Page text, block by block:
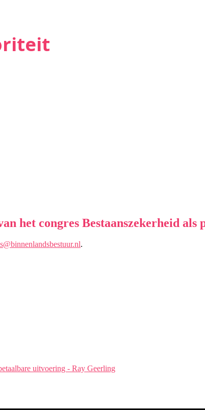
het congres Bestaanszekerheid
.
uitvoering - Ray Geerling